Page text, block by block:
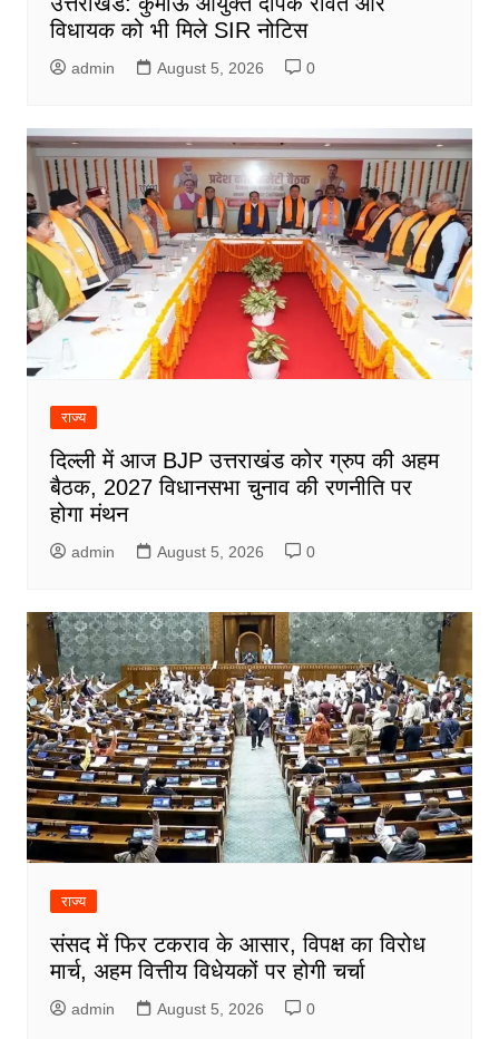
विधायक को भी मिले SIR नोटिस
admin August 5, 2026 0
राज्य
दिल्ली में आज BJP उत्तराखंड कोर ग्रुप की अहम
बैठक, 2027 विधानसभा चुनाव की रणनीति पर
होगा मंथन
admin August 5, 2026 0
राज्य
संसद में फिर टकराव के आसार, विपक्ष का विरोध
मार्च, अहम वित्तीय विधेयकों पर होगी चर्चा
admin August 5, 2026 0